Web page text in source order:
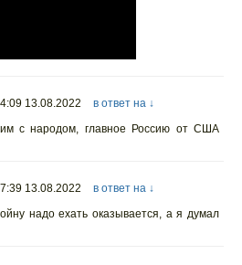
13.08.2022
в ответ на ↓
с народом, главное Россию от США
13.08.2022
в ответ на ↓
надо ехать оказывается, а я думал